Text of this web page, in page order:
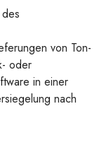
von Ton-
oder
in einer
nach